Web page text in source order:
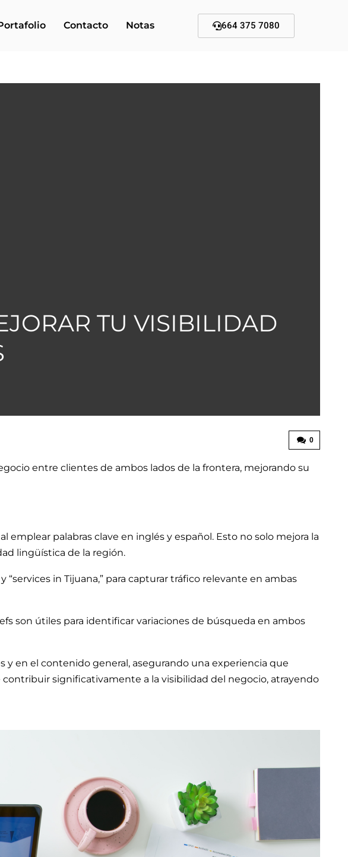
Contacto Notas 664 375 7080
TU VISIBILIDAD
0
entre clientes de ambos lados de la frontera, mejorando su
palabras clave en inglés y español. Esto no solo mejora la
lingüística de la región.
in Tijuana,” para capturar tráfico relevante en ambas
son útiles para identificar variaciones de búsqueda en ambos
y en el contenido general, asegurando una experiencia que
significativamente a la visibilidad del negocio, atrayendo